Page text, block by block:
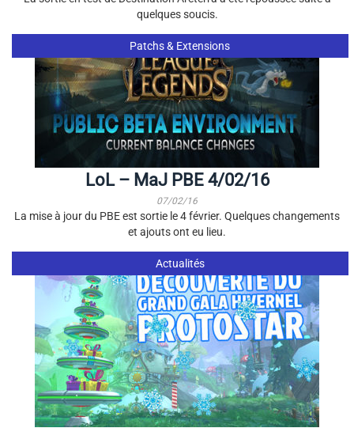
quelques soucis.
Patchs & Extensions
LoL – MaJ PBE 4/02/16
07/02/16
La mise à jour du PBE est sortie le 4 février. Quelques changements
et ajouts ont eu lieu.
Actualités